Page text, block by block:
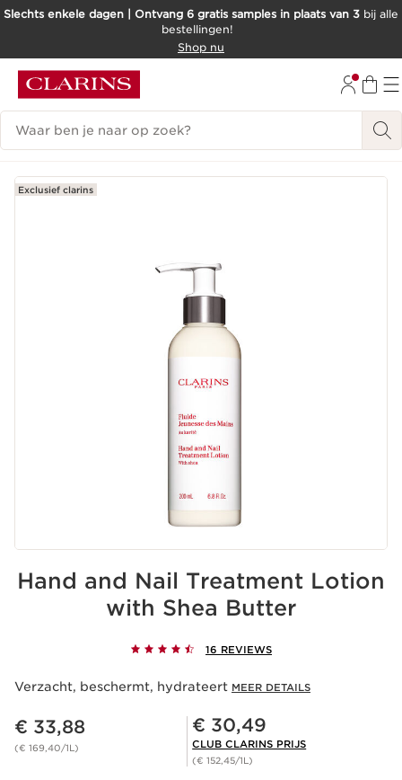
DOORGAAN NAAR INHOUD
Slechts enkele dagen | Ontvang 6 gratis samples in plaats van 3 bij alle
bestellingen!
Shop nu
Zoekgeschiedenis
Exclusief clarins
Hand and Nail Treatment Lotion
with Shea Butter
16 REVIEWS
Verzacht, beschermt, hydrateert MEER DETAILS
Dit is nu de prijs € 33,88
€ 33,88
(€ 169,40/1L)
Club Clarins Prijs € 30,49
€ 30,49
CLUB CLARINS PRIJS
(€ 152,45/1L)